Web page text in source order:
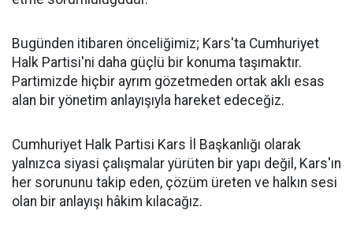
Bugünden itibaren önceliğimiz; Kars'ta Cumhuriyet
Halk Partisi'ni daha güçlü bir konuma taşımaktır.
Partimizde hiçbir ayrım gözetmeden ortak aklı esas
alan bir yönetim anlayışıyla hareket edeceğiz.
Cumhuriyet Halk Partisi Kars İl Başkanlığı olarak
yalnızca siyasi çalışmalar yürüten bir yapı değil, Kars'ın
her sorununu takip eden, çözüm üreten ve halkın sesi
olan bir anlayışı hâkim kılacağız.